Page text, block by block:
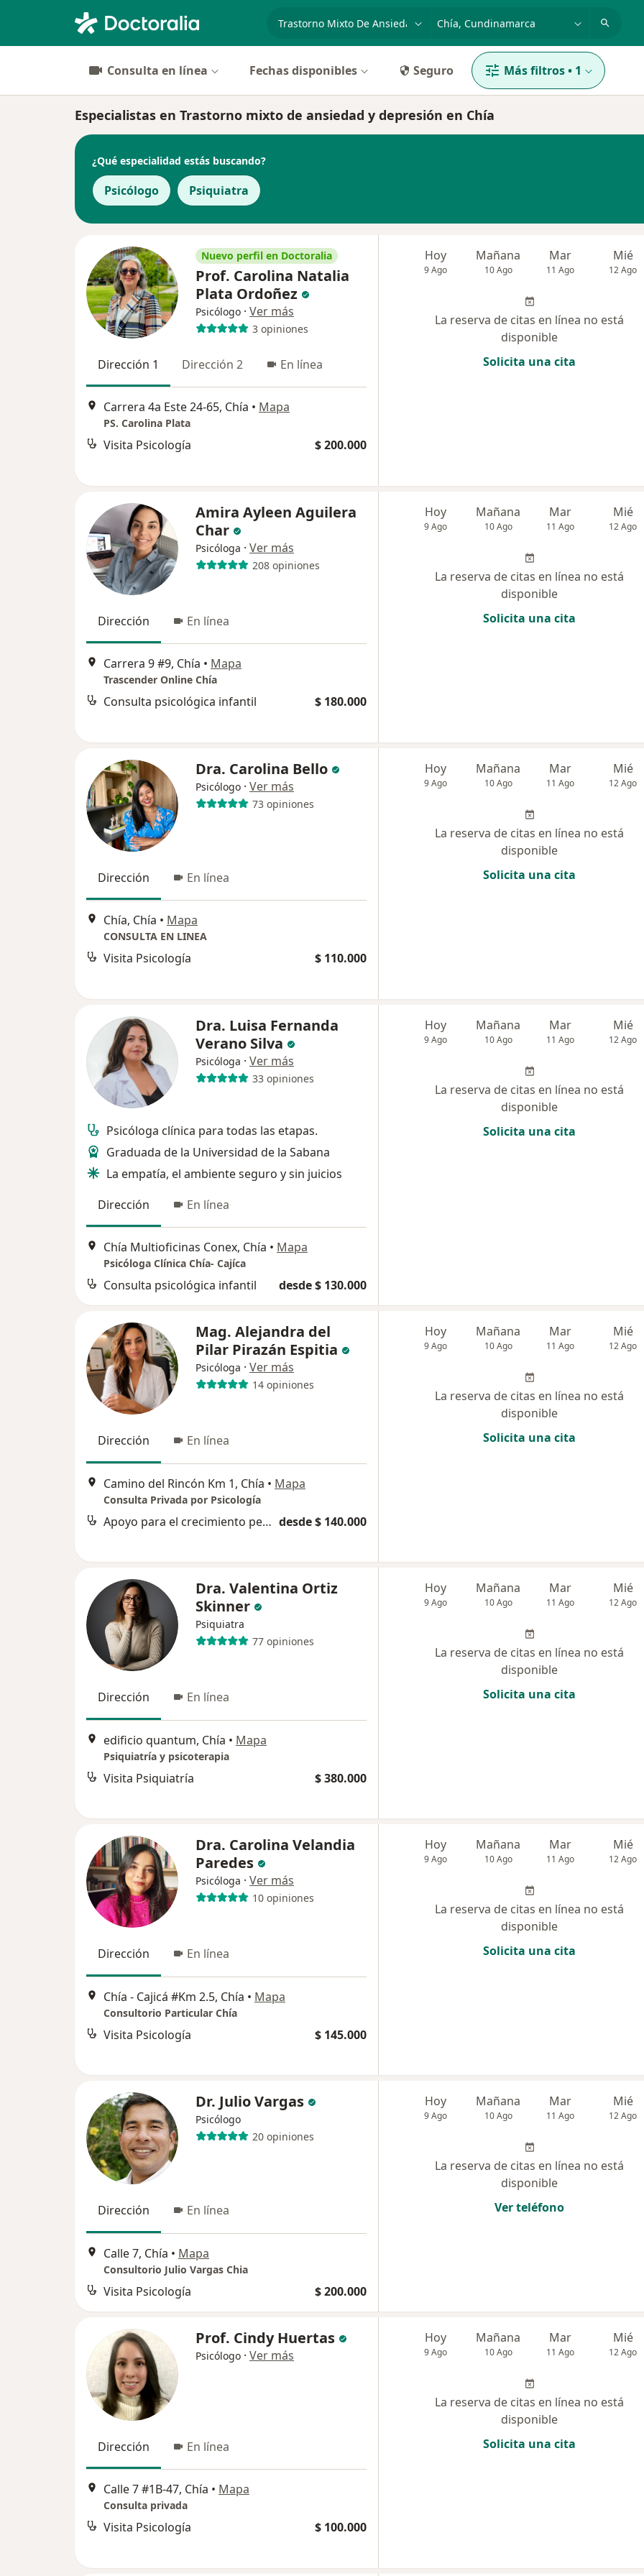
especialidad, enfermedad o nombrep. ej. Bogotá
Consulta en línea Fechas disponibles Seguro Más filtros• 1
Especialistas en Trastorno mixto de ansiedad y depresión en Chía
¿Qué especialidad estás buscando?
Psicólogo Psiquiatra
Nuevo perfil en Doctoralia
Prof. Carolina Natalia
Plata Ordoñez
Psicólogo · Ver más
3 opiniones
Dirección 1 Dirección 2 En línea
Carrera 4a Este 24-65, Chía • Mapa
PS. Carolina Plata
Visita Psicología $ 200.000
Hoy
9 Ago
Mañana
10 Ago
Mar
11 Ago
Mié
12 Ago
La reserva de citas en línea no está
disponible
Solicita una cita
Amira Ayleen Aguilera
Char
Psicóloga · Ver más
208 opiniones
Dirección En línea
Carrera 9 #9, Chía • Mapa
Trascender Online Chía
Consulta psicológica infantil $ 180.000
Hoy
9 Ago
Mañana
10 Ago
Mar
11 Ago
Mié
12 Ago
La reserva de citas en línea no está
disponible
Solicita una cita
Dra. Carolina Bello
Psicólogo · Ver más
73 opiniones
Dirección En línea
Chía, Chía • Mapa
CONSULTA EN LINEA
Visita Psicología $ 110.000
Hoy
9 Ago
Mañana
10 Ago
Mar
11 Ago
Mié
12 Ago
La reserva de citas en línea no está
disponible
Solicita una cita
Dra. Luisa Fernanda
Verano Silva
Psicóloga · Ver más
33 opiniones
Psicóloga clínica para todas las etapas.
Graduada de la Universidad de la Sabana
La empatía, el ambiente seguro y sin juicios
Dirección
En línea
Chía Multioficinas Conex, Chía • Mapa
Psicóloga Clínica Chía- Cajíca
Consulta psicológica infantil desde $ 130.000
Hoy
9 Ago
Mañana
10 Ago
Mar
11 Ago
Mié
12 Ago
La reserva de citas en línea no está
disponible
Solicita una cita
Mag. Alejandra del
Pilar Pirazán Espitia
Psicóloga · Ver más
14 opiniones
Dirección En línea
Camino del Rincón Km 1, Chía • Mapa
Consulta Privada por Psicología
Apoyo para el crecimiento personal desde $ 140.000
Hoy
9 Ago
Mañana
10 Ago
Mar
11 Ago
Mié
12 Ago
La reserva de citas en línea no está
disponible
Solicita una cita
Dra. Valentina Ortiz
Skinner
Psiquiatra
77 opiniones
Dirección En línea
edificio quantum, Chía • Mapa
Psiquiatría y psicoterapia
Visita Psiquiatría $ 380.000
Hoy
9 Ago
Mañana
10 Ago
Mar
11 Ago
Mié
12 Ago
La reserva de citas en línea no está
disponible
Solicita una cita
Dra. Carolina Velandia
Paredes
Psicóloga · Ver más
10 opiniones
Dirección En línea
Chía - Cajicá #Km 2.5, Chía • Mapa
Consultorio Particular Chía
Visita Psicología $ 145.000
Hoy
9 Ago
Mañana
10 Ago
Mar
11 Ago
Mié
12 Ago
La reserva de citas en línea no está
disponible
Solicita una cita
Dr. Julio Vargas
Psicólogo
20 opiniones
Dirección En línea
Calle 7, Chía • Mapa
Consultorio Julio Vargas Chia
Visita Psicología $ 200.000
Hoy
9 Ago
Mañana
10 Ago
Mar
11 Ago
Mié
12 Ago
La reserva de citas en línea no está
disponible
Ver teléfono
Prof. Cindy Huertas
Psicólogo · Ver más
Dirección En línea
Calle 7 #1B-47, Chía • Mapa
Consulta privada
Visita Psicología $ 100.000
Hoy
9 Ago
Mañana
10 Ago
Mar
11 Ago
Mié
12 Ago
La reserva de citas en línea no está
disponible
Solicita una cita